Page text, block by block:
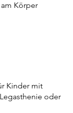
Körper
Kinder mit
oder